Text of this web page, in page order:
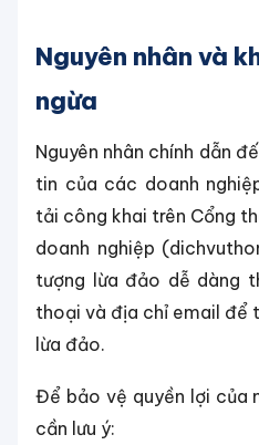
Nguyên nhân và
ngừa
Nguyên nhân chính dẫn
tin của các doanh
tải công khai trên Cổng
doanh nghiệp
tượng lừa đảo dễ dàng
thoại và địa chỉ email để
lừa đảo.
Để bảo vệ quyền lợi của
cần lưu ý: